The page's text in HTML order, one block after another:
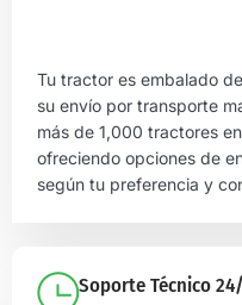
Tu tractor es embalado
su envío por transporte
más de 1,000 tractores
ofreciendo opciones de
según tu preferencia y
Soporte Técnico